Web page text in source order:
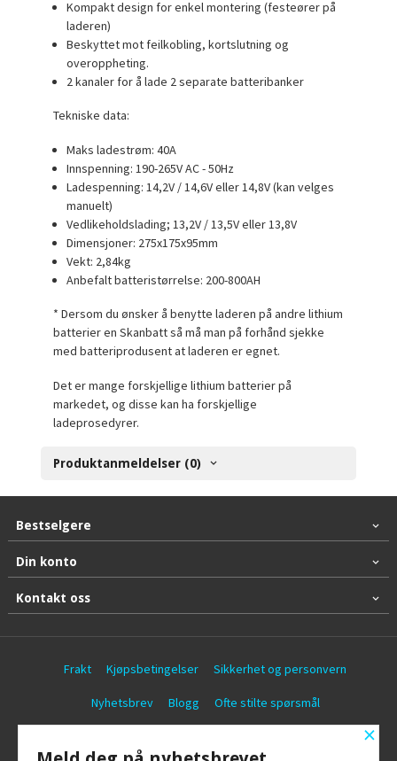
Kompakt design for enkel montering (festeører på
laderen)
Beskyttet mot feilkobling, kortslutning og
overoppheting.
2 kanaler for å lade 2 separate batteribanker
Tekniske data:
Maks ladestrøm: 40A
Innspenning: 190-265V AC - 50Hz
Ladespenning: 14,2V / 14,6V eller 14,8V (kan velges
manuelt)
Vedlikeholdslading; 13,2V / 13,5V eller 13,8V
Dimensjoner: 275x175x95mm
Vekt: 2,84kg
Anbefalt batteristørrelse: 200-800AH
* Dersom du ønsker å benytte laderen på andre lithium
batterier en Skanbatt så må man på forhånd sjekke
med batteriprodusent at laderen er egnet.
Det er mange forskjellige lithium batterier på
markedet, og disse kan ha forskjellige
ladeprosedyrer.
Produktanmeldelser (0)
Bestselgere
Din konto
Kontakt oss
Frakt Kjøpsbetingelser Sikkerhet og personvern
Nyhetsbrev Blogg Ofte stilte spørsmål
×